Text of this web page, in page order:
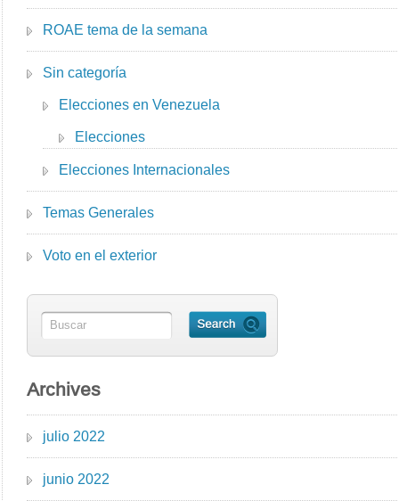
ROAE tema de la semana
Sin categoría
Elecciones en Venezuela
Elecciones
Elecciones Internacionales
Temas Generales
Voto en el exterior
Archives
julio 2022
junio 2022